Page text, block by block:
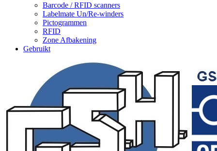
Barcode / RFID scanners
Labelmate Un/Re-winders
Pictogrammen
RFID
Zone Afbakening
Gebruikt